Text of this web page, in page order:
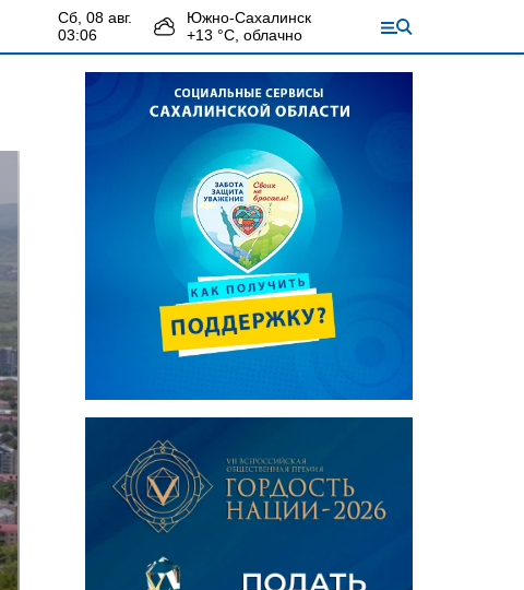
сб, 08 авг.
03:06
Южно-Сахалинск
+13 °С, облачно